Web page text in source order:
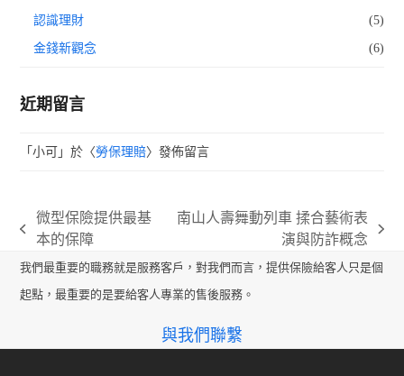
認識理財 (5)
金錢新觀念 (6)
近期留言
「小可 」於〈勞保理賠〉發佈留言
previous
post:
微型保險提供最基
本的保障
post:
南山人壽舞動列車 揉合藝術表
演與防詐概念
我們最重要的職務就是服務客戶，對我們而言，提供保險給客人只是個
起點，最重要的是要給客人專業的售後服務。
與我們聯繫